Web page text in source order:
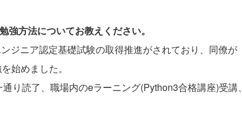
方法についてお教えください。
ジニア認定基礎試験の取得推進がされており、同僚が
始めました。
り読了、職場内のeラーニング(Python3合格講座)受講、